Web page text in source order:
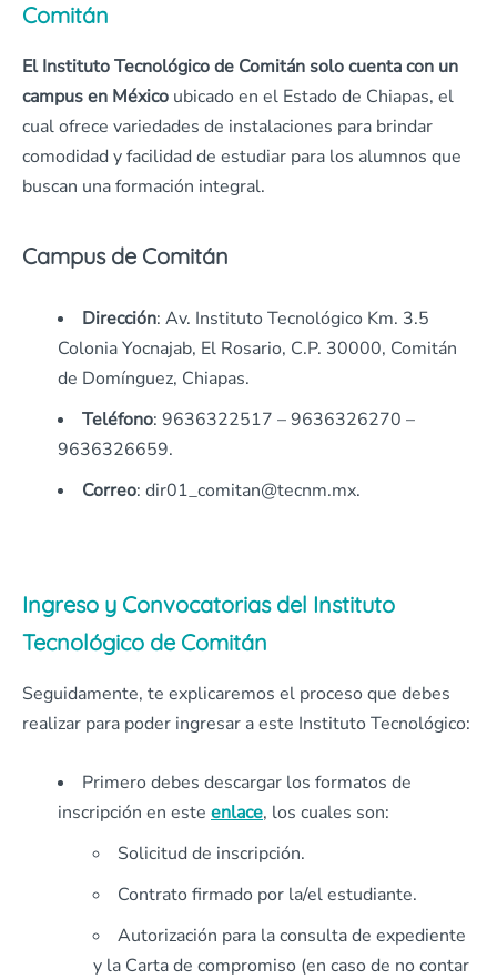
Comitán
El Instituto Tecnológico de Comitán solo cuenta con un
campus en México ubicado en el Estado de Chiapas, el
cual ofrece variedades de instalaciones para brindar
comodidad y facilidad de estudiar para los alumnos que
buscan una formación integral.
Campus de Comitán
Dirección: Av. Instituto Tecnológico Km. 3.5
Colonia Yocnajab, El Rosario, C.P. 30000, Comitán
de Domínguez, Chiapas.
Teléfono: 9636322517 – 9636326270 –
9636326659.
Correo: dir01_comitan@tecnm.mx.
Ingreso y Convocatorias del Instituto
Tecnológico de Comitán
Seguidamente, te explicaremos el proceso que debes
realizar para poder ingresar a este Instituto Tecnológico:
Primero debes descargar los formatos de
inscripción en este enlace, los cuales son:
Solicitud de inscripción.
Contrato firmado por la/el estudiante.
Autorización para la consulta de expediente
y la Carta de compromiso (en caso de no contar